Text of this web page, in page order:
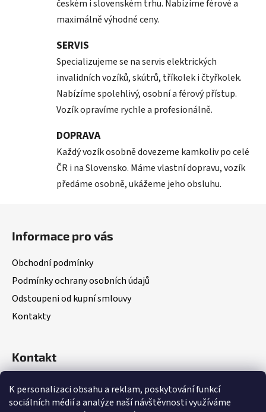
K personalizaci obsahu a reklam, poskytování funkcí
sociálních médií a analýze naší návštěvnosti využíváme
českém i slovenském trhu. Nabízíme férové a
maximálně výhodné ceny.
SERVIS
Specializujeme se na servis elektrických
invalidních vozíků, skútrů, tříkolek i čtyřkolek.
Nabízíme spolehlivý, osobní a férový přístup.
Vozík opravíme rychle a profesionálně.
DOPRAVA
Každý vozík osobně dovezeme kamkoliv po celé
ČR i na Slovensko. Máme vlastní dopravu, vozík
předáme osobně, ukážeme jeho obsluhu.
Informace pro vás
Obchodní podmínky
Podmínky ochrany osobních údajů
Odstoupeni od kupní smlouvy
Kontakty
Kontakt
(Po – Pá: 8:00 – 18:00)